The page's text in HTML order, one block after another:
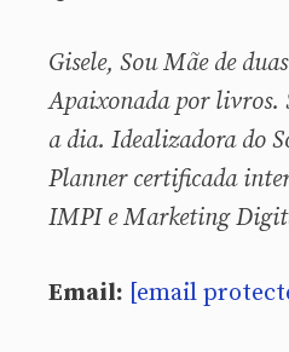
Gisele, Sou Mãe de
Apaixonada por livros.
a dia. Idealizadora do
Planner certificada
IMPI e Marketing
Email: [email